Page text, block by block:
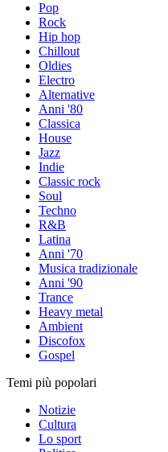
Pop
Rock
Hip hop
Chillout
Oldies
Electro
Alternative
Anni '80
Classica
House
Jazz
Indie
Classic rock
Soul
Techno
R&B
Latina
Anni '70
Musica tradizionale
Anni '90
Trance
Heavy metal
Ambient
Discofox
Gospel
Temi più popolari
Notizie
Cultura
Lo sport